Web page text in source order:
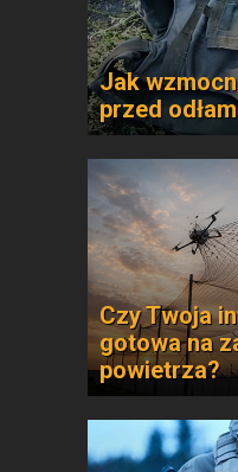
Jak
przed
Czy Twoja
gotowa na
powietrza?